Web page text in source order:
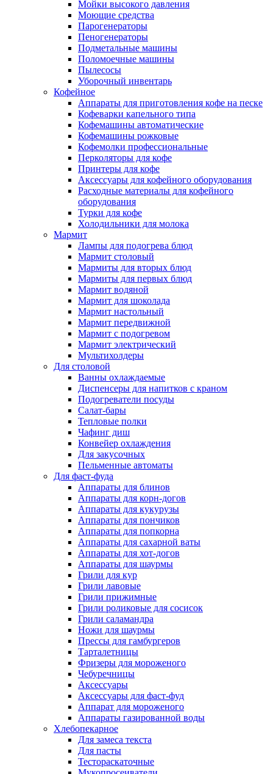
Мойки высокого давления
Моющие средства
Парогенераторы
Пеногенераторы
Подметальные машины
Поломоечные машины
Пылесосы
Уборочный инвентарь
Кофейное
Аппараты для приготовления кофе на песке
Кофеварки капельного типа
Кофемашины автоматические
Кофемашины рожковые
Кофемолки профессиональные
Перколяторы для кофе
Принтеры для кофе
Аксессуары для кофейного оборудования
Расходные материалы для кофейного
оборудования
Турки для кофе
Холодильники для молока
Мармит
Лампы для подогрева блюд
Мармит столовый
Мармиты для вторых блюд
Мармиты для первых блюд
Мармит водяной
Мармит для шоколада
Мармит настольный
Мармит передвижной
Мармит с подогревом
Мармит электрический
Мультихолдеры
Для столовой
Ванны охлаждаемые
Диспенсеры для напитков с краном
Подогреватели посуды
Салат-бары
Тепловые полки
Чафинг диш
Конвейер охлаждения
Для закусочных
Пельменные автоматы
Для фаст-фуда
Аппараты для блинов
Аппараты для корн-догов
Аппараты для кукурузы
Аппараты для пончиков
Аппараты для попкорна
Аппараты для сахарной ваты
Аппараты для хот-догов
Аппараты для шаурмы
Грили для кур
Грили лавовые
Грили прижимные
Грили роликовые для сосисок
Грили саламандра
Ножи для шаурмы
Прессы для гамбургеров
Тарталетницы
Фризеры для мороженого
Чебуречницы
Аксессуары
Аксессуары для фаст-фуд
Аппарат для мороженого
Аппараты газированной воды
Хлебопекарное
Для замеса текста
Для пасты
Тестораскаточные